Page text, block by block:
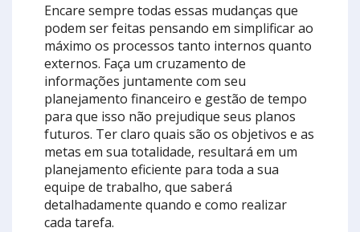
Encare sempre todas essas mudanças que
podem ser feitas pensando em simplificar ao
máximo os processos tanto internos quanto
externos. Faça um cruzamento de
informações juntamente com seu
planejamento financeiro e gestão de tempo
para que isso não prejudique seus planos
futuros. Ter claro quais são os objetivos e as
metas em sua totalidade, resultará em um
planejamento eficiente para toda a sua
equipe de trabalho, que saberá
detalhadamente quando e como realizar
cada tarefa.